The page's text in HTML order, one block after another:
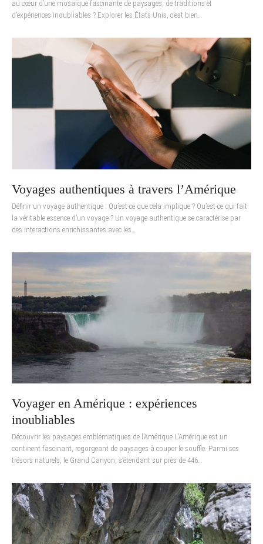
au cœur d’une mosaïque fascinante de paysages, de traditions et
d’expériences inoubliables ? Explorer les États-Unis, c’est bien…
Voyages authentiques à travers l’Amérique
Définir un voyage authentique : Qu’est-ce que cela implique ? Qu’est-ce qui fait
la véritable essence d’un voyage ? Un voyage authentique se caractérise par
des interactions enrichissantes avec les…
Voyager en Amérique : expériences
inoubliables
Découvrir les paysages emblématiques de l’Amérique L’Amérique est un
continent fascinant, regorgeant de paysages à couper le souffle. Parmi ses
trésors naturels, le Grand Canyon, s’étendant sur près de 446…